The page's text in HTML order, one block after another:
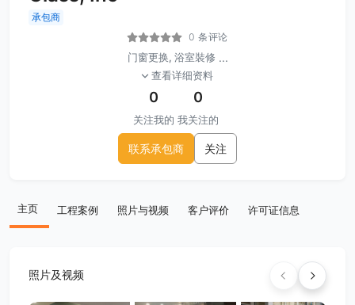
承包商
0 条评论
门窗更换, 浴室裝修 ...
查看详细资料
0
关注我的
0
我关注的
联系承包商 关注
主页 工程案例 照片与视频 客户评价 许可证信息
照片及视频